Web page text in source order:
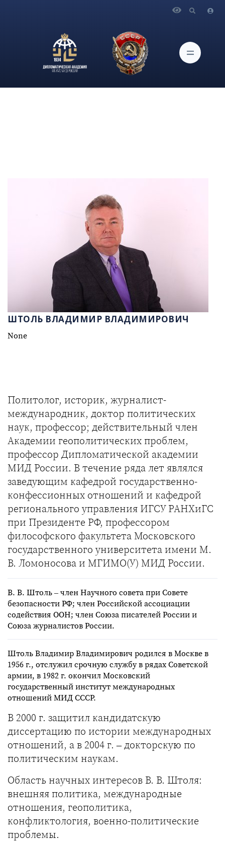
ШТОЛЬ ВЛАДИМИР ВЛАДИМИРОВИЧ
None
Политолог, историк, журналист-
международник, доктор политических
наук, профессор; действительный член
Академии геополитических проблем,
профессор Дипломатической академии
МИД России. В течение ряда лет являлся
заведующим кафедрой государственно-
конфессионных отношений и кафедрой
регионального управления ИГСУ РАНХиГС
при Президенте РФ, профессором
философского факультета Московского
государственного университета имени М.
В. Ломоносова и МГИМО(У) МИД России.
В. В. Штоль – член Научного совета при Совете
безопасности РФ; член Российской ассоциации
содействия ООН; член Союза писателей России и
Союза журналистов России.
Штоль Владимир Владимирович родился в Москве в
1956 г., отслужил срочную службу в рядах Советской
армии, в 1982 г. окончил Московский
государственный институт международных
отношений МИД СССР.
В 2000 г. защитил кандидатскую
диссертацию по истории международных
отношений, а в 2004 г. – докторскую по
политическим наукам.
Область научных интересов В. В. Штоля:
внешняя политика, международные
отношения, геополитика,
конфликтология, военно-политические
проблемы.